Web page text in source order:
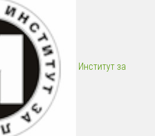
Институт за